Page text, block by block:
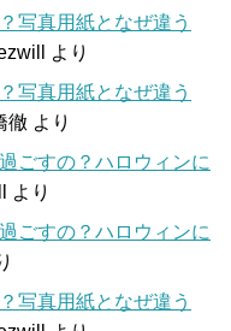
写真用紙となぜ違う
より
写真用紙となぜ違う
徹 より
ごすの？ハロウィンに
より
ごすの？ハロウィンに
写真用紙となぜ違う